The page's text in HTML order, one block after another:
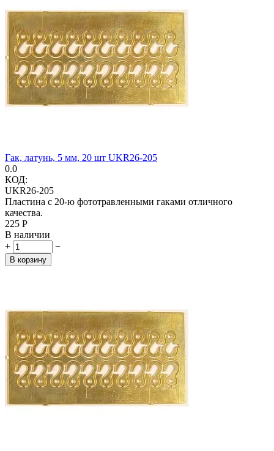
Гак, латунь, 5 мм, 20 шт UKR26-205
0.0
КОД:
UKR26-205
Пластина с 20-ю фототравленными гаками отличного
качества.
‍225‍ Р
В наличии
+
−
В корзину